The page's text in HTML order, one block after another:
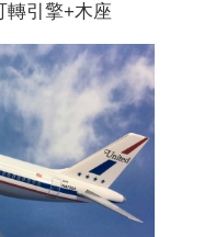
轉引擎+木座